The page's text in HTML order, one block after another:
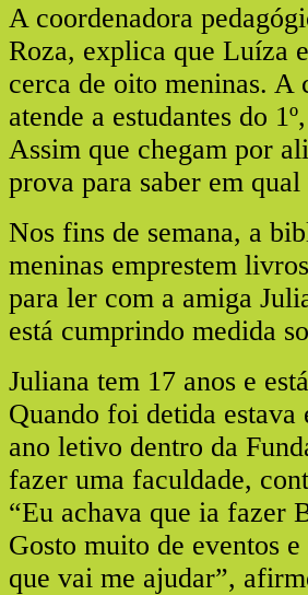
A coordenadora
Roza, explica que Luíza
cerca de oito meninas. A
atende a estudantes do
Assim que chegam por
prova para saber em
Nos fins de semana, a
meninas emprestem
para ler com a amiga
está cumprindo medida
Juliana tem 17 anos e
Quando foi detida estava
ano letivo dentro da
fazer uma faculdade,
“Eu achava que ia fazer
Gosto muito de eventos
que vai me ajudar”,